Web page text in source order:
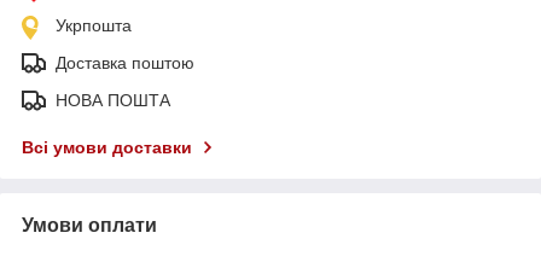
Укрпошта
Доставка поштою
НОВА ПОШТА
Всі умови доставки
Умови оплати